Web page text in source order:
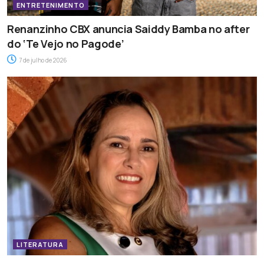
ENTRETENIMENTO
Renanzinho CBX anuncia Saiddy Bamba no after
do ‘Te Vejo no Pagode’
7 de julho de 2026
LITERATURA